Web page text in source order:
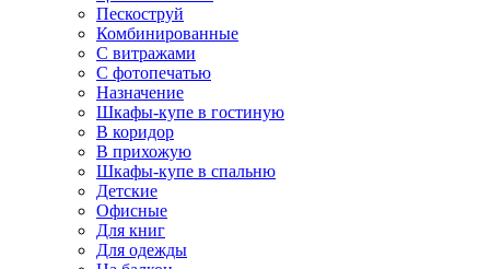
Пескоструй
Комбинированные
С витражами
С фотопечатью
Назначение
Шкафы-купе в гостиную
В коридор
В прихожую
Шкафы-купе в спальню
Детские
Офисные
Для книг
Для одежды